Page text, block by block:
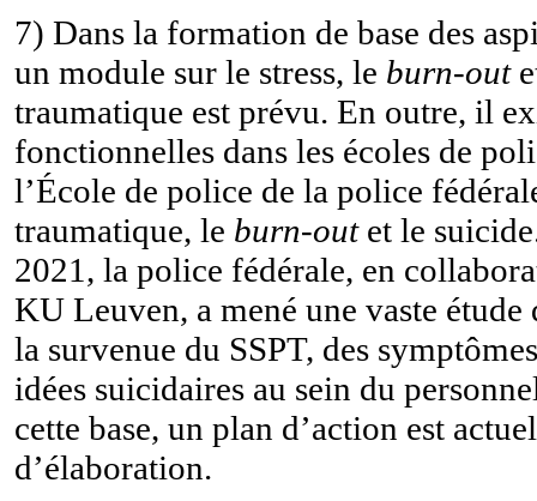
7) Dans la formation de base des
un module sur le stress, le burn-out
traumatique est prévu. En outre, il
fonctionnelles dans les écoles de
l’École de police de la police
traumatique, le burn-outet le
2021, la police fédérale, en
KU Leuven, a mené une vaste étude
la survenue du SSPT, des
idées suicidaires au sein du
cette base, un plan d’action est
d’élaboration.